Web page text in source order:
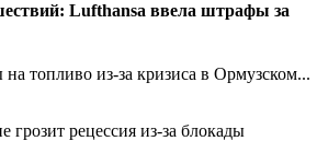
Lufthansa ввела штрафы за
топливо из-за кризиса в Ормузском...